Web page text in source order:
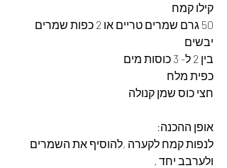
קילו קמח
50 גרם שמרים טריים או 2 כפות שמרים
יבשים
בין 2 ל- 3 כוסות מים
כפית מלח
חצי כוס שמן קנולה
אופן ההכנה:
לנפות קמח לקערה ,להוסיף את השמרים
ולערבב יחד .